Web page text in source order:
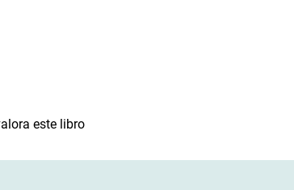
este libro